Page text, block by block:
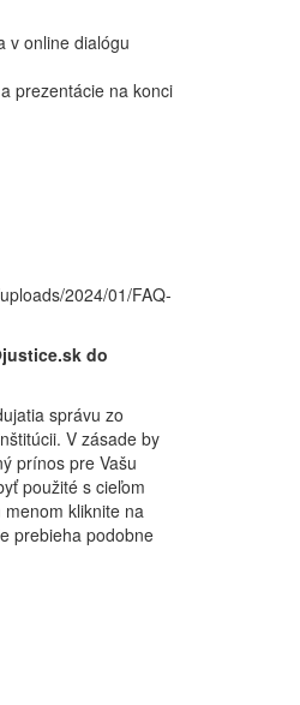
v online dialógu
prezentácie na konci
2024/01/FAQ-
do
správu zo
V zásade by
prínos pre Vašu
použité s cieľom
kliknite na
prebieha podobne